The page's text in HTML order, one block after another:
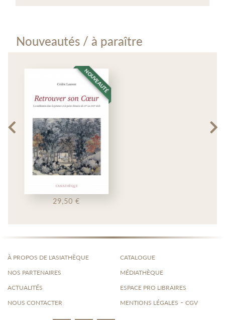
Nouveautés / à paraître
À PROPOS DE L'ASIATHÈQUE
NOS PARTENAIRES
ACTUALITÉS
NOUS CONTACTER
CATALOGUE
MÉDIATHÈQUE
ESPACE PRO LIBRAIRES
MENTIONS LÉGALES - CGV